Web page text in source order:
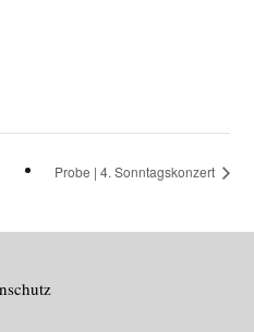
Probe | 4. Sonntagskonzert